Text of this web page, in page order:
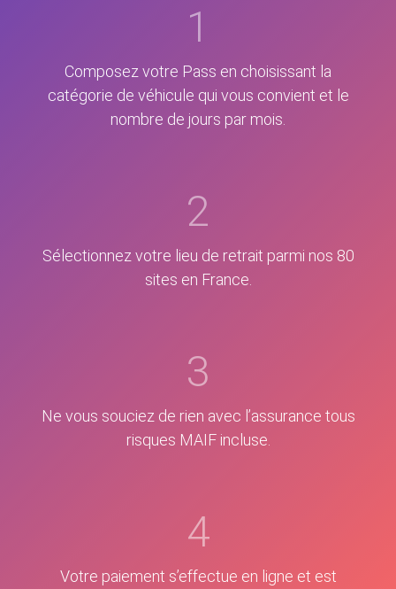
1
Composez votre Pass en choisissant la
catégorie de véhicule qui vous convient et le
nombre de jours par mois.
2
Sélectionnez votre lieu de retrait parmi nos 80
sites en France.
3
Ne vous souciez de rien avec l’assurance tous
risques MAIF incluse.
4
Votre paiement s’effectue en ligne et est